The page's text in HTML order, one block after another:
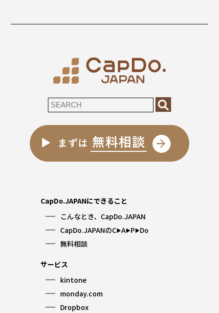
CapDo.JAPANにできること
こんなとき、CapDo.JAPAN
CapDo.JAPANのC▶︎A▶︎P▶︎Do
無料相談
サービス
kintone
monday.com
Dropbox